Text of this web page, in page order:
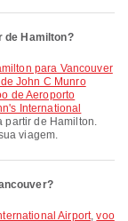
de Hamilton?
John C Munro
de Aeroporto
International
partir de Hamilton.
viagem.
Airport,voo